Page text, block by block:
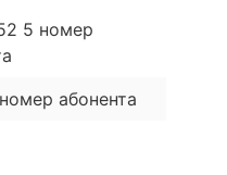
5 номер
абонента